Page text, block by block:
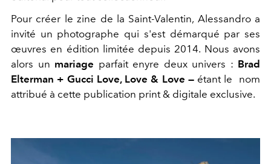
Pour créer le zine de la Saint-Valentin, Alessandro a
invité un photographe qui s'est démarqué par ses
œuvres en édition limitée depuis 2014. Nous avons
alors un mariage parfait enyre deux univers : Brad
Elterman + Gucci Love, Love & Love —étant le nom
attribué à cette publication print & digitale exclusive.